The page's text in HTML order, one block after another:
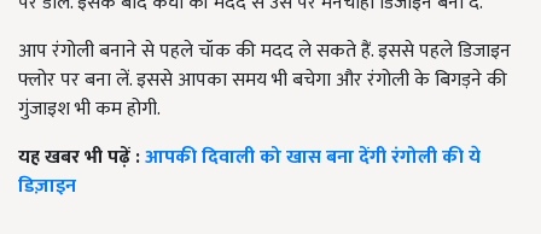
आप रंगोली बनाने से पहले चॉक की मदद ले सकते हैं. इससे पहले डिजाइन
फ्लोर पर बना लें. इससे आपका समय भी बचेगा और रंगोली के बिगड़ने की
गुंजाइश भी कम होगी.
यह खबर भी पढ़ें :आपकी दिवाली को खास बना देंगी रंगोली की ये
डिज़ाइन